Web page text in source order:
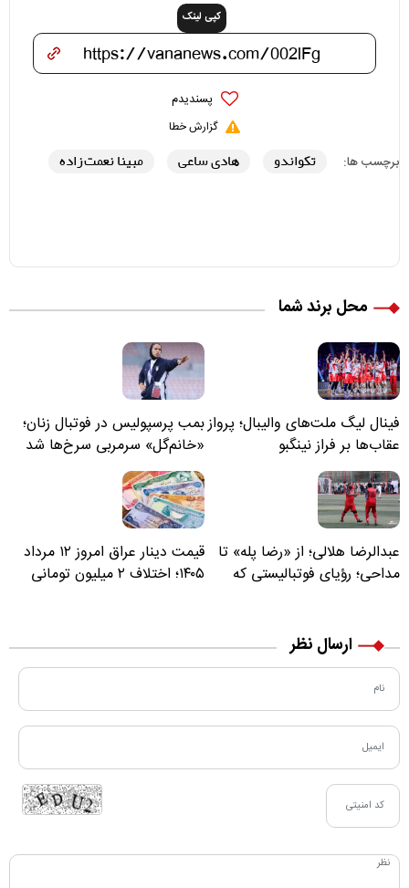
کپی لینک
پسندیدم
گزارش خطا
برچسب ها: تکواندو هادی ساعی مبینا نعمت زاده
محل برند شما
فینال لیگ ملت‌های والیبال؛ پرواز
عقاب‌ها بر فراز نینگبو
بمب پرسپولیس در فوتبال زنان؛
«خانم‌گل» سرمربی سرخ‌ها شد
عبدالرضا هلالی؛ از «رضا پله» تا
مداحی؛ رؤیای فوتبالیستی که
قیمت دینار عراق امروز ۱۲ مرداد
۱۴۰۵؛ اختلاف ۲ میلیون تومانی
ارسال نظر